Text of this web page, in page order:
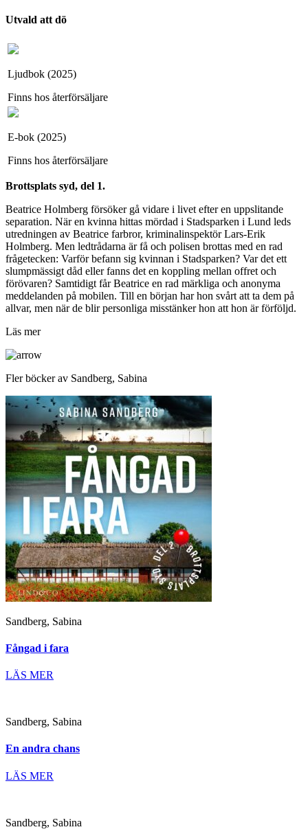
Utvald att dö
Ljudbok (2025)
Finns hos återförsäljare
E-bok (2025)
Finns hos återförsäljare
Brottsplats syd, del 1.
Beatrice Holmberg försöker gå vidare i livet efter en uppslitande
separation. När en kvinna hittas mördad i Stadsparken i Lund leds
utredningen av Beatrice farbror, kriminalinspektör Lars-Erik
Holmberg. Men ledtrådarna är få och polisen brottas med en rad
frågetecken: Varför befann sig kvinnan i Stadsparken? Var det ett
slumpmässigt dåd eller fanns det en koppling mellan offret och
förövaren? Samtidigt får Beatrice en rad märkliga och anonyma
meddelanden på mobilen. Till en början har hon svårt att ta dem på
allvar, men när de blir personliga misstänker hon att hon är förföljd.
Läs mer
Fler böcker av Sandberg, Sabina
Sandberg, Sabina
Fångad i fara
LÄS MER
Sandberg, Sabina
En andra chans
LÄS MER
Sandberg, Sabina